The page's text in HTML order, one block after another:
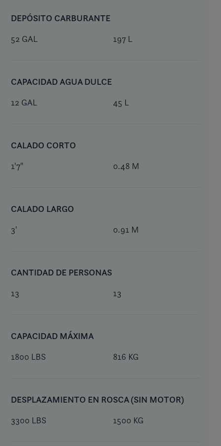
DEPÓSITO CARBURANTE
52 GAL 197 L
CAPACIDAD AGUA DULCE
12 GAL 45 L
CALADO CORTO
1'7" 0.48 M
CALADO LARGO
3' 0.91 M
CANTIDAD DE PERSONAS
13 13
CAPACIDAD MÁXIMA
1800 LBS 816 KG
DESPLAZAMIENTO EN ROSCA (SIN MOTOR)
3300 LBS 1500 KG